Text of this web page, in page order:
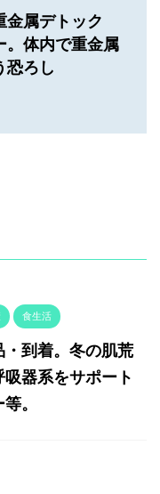
金属デトック
。体内で重金属
恐ろし
食生活
到着。冬の肌荒
器系をサポート
。